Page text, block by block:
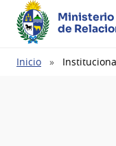
Ministerio
de
Ruta
Inicio